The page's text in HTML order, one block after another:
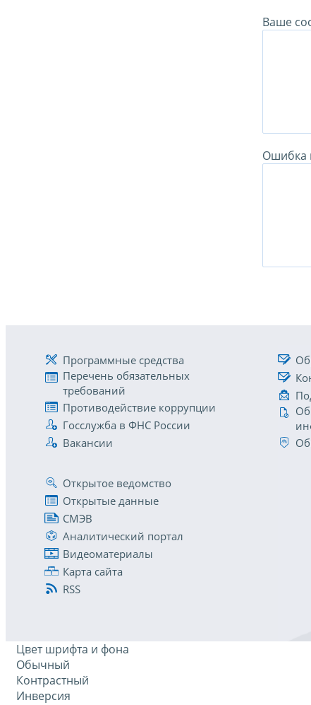
Ваше
Ошибка
Программные средства
Перечень обязательных
требований
Противодействие коррупции
Госслужба в ФНС России
Вакансии
Открытое ведомство
Открытые данные
СМЭВ
Аналитический портал
Видеоматериалы
Карта сайта
RSS
Цвет шрифта и фона
Обычный
Контрастный
Инверсия